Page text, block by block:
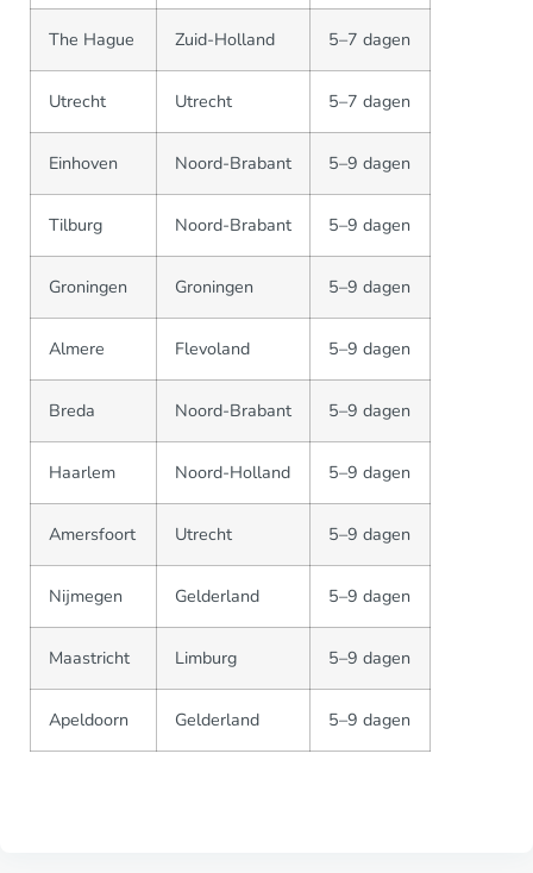
The Hague Zuid-Holland 5–7 dagen
Utrecht Utrecht 5–7 dagen
Einhoven Noord-Brabant 5–9 dagen
Tilburg Noord-Brabant 5–9 dagen
Groningen Groningen 5–9 dagen
Almere Flevoland 5–9 dagen
Breda Noord-Brabant 5–9 dagen
Haarlem Noord-Holland 5–9 dagen
Amersfoort Utrecht 5–9 dagen
Nijmegen Gelderland 5–9 dagen
Maastricht Limburg 5–9 dagen
Apeldoorn Gelderland 5–9 dagen